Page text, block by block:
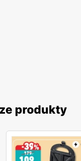
produkty